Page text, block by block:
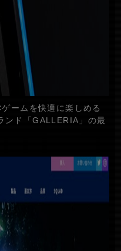
ームを快適に楽しめる
ンド「GALLERIA」の最